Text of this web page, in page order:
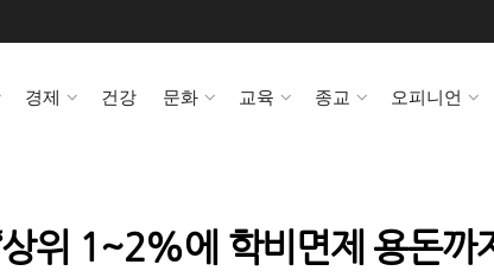
경제 건강 문화 교육 종교 오피니언
상위 1~2%에 학비면제 용돈까